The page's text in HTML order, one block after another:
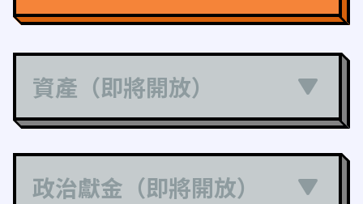
資產（即將開放）
政治獻金（即將開放）